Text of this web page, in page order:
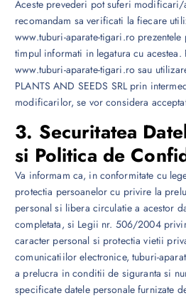
Aceste prevederi pot suferi modificari/
recomandam sa verificati la fiecare
www.tuburi-aparate-tigari.ro
timpul informati in legatura cu acestea.
www.tuburi-aparate-tigari.ro sau
PLANTS AND SEEDS SRL prin
modificarilor, se vor considera
3. Securitatea
si Politica de
Va informam ca, in conformitate cu
protectia persoanelor cu privire la
personal si libera circulatie a acestor
completata, si Legii nr. 506/2004
caracter personal si protectia vietii
comunicatiilor electronice, tuburi-
a prelucra in conditii de siguranta si
specificate datele personale furnizate